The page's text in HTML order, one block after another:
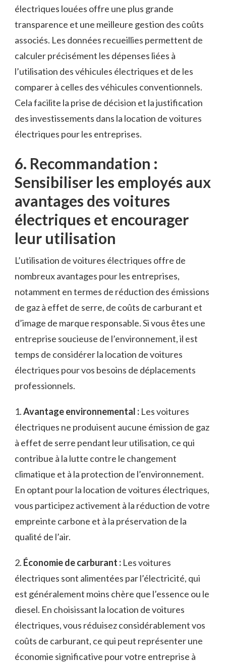
électriques louées offre une plus grande
transparence et une​ meilleure gestion des coûts
associés. Les données recueillies permettent de
calculer‍ précisément ‍les dépenses liées à
l’utilisation​ des véhicules électriques et de les
comparer ‍à celles des véhicules conventionnels.
Cela facilite ⁢la prise de décision et la⁣ justification
des investissements dans ⁣la location de voitures ​
électriques pour les entreprises.
6. Recommandation :
⁣Sensibiliser les employés aux
avantages des voitures
électriques et ‌encourager
leur utilisation
L’utilisation de voitures électriques offre de
nombreux avantages pour les entreprises,
notamment en termes de réduction​ des ⁤émissions
de gaz à‌ effet de⁣ serre, de ‍coûts de carburant et
d’image de marque ‌responsable. Si vous êtes une ​
entreprise soucieuse de l’environnement,​ il ⁤est
temps de⁣ considérer la location de⁢ voitures
électriques pour vos besoins ​de déplacements
professionnels.
1.Avantage⁤ environnemental : ‌Les voitures
‍électriques ne produisent aucune émission de‌ gaz⁤
à ⁢effet ‍de serre pendant leur​ utilisation, ce qui
⁤contribue ‍à la lutte‍ contre​ le changement
climatique et à la​ protection ‍de l’environnement.
En optant⁣ pour la ⁤location de voitures électriques,
vous participez ⁤activement à la réduction​ de votre
empreinte carbone ​et à la préservation de la‍
qualité⁣ de l’air.
2. Économie de carburant‌ : ​Les voitures⁣
électriques ⁣sont alimentées par l’électricité, ⁤qui⁤
est généralement moins chère que l’essence⁢ ou le
diesel. En choisissant la‌ location⁤ de voitures
électriques, vous réduisez considérablement​ vos
coûts de carburant, ce ‌qui peut⁤ représenter une
économie ‌significative pour votre entreprise à